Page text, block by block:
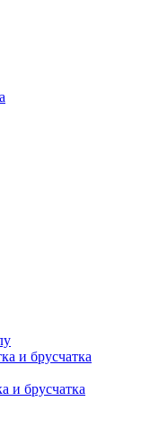
и брусчатка
и брусчатка